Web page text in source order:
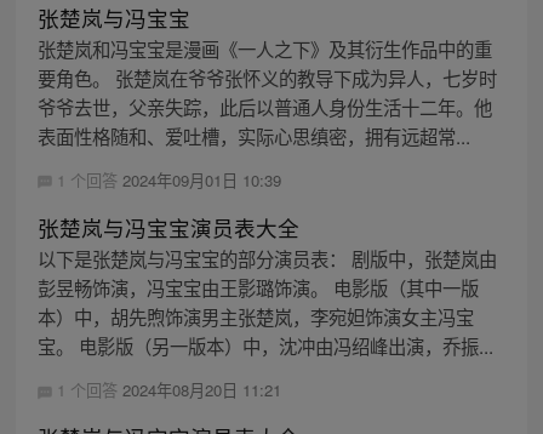
张楚岚与冯宝宝
张楚岚和冯宝宝是漫画《一人之下》及其衍生作品中的重
要角色。 张楚岚在爷爷张怀义的教导下成为异人，七岁时
爷爷去世，父亲失踪，此后以普通人身份生活十二年。他
表面性格随和、爱吐槽，实际心思缜密，拥有远超常...
1 个回答 2024年09月01日 10:39
张楚岚与冯宝宝演员表大全
以下是张楚岚与冯宝宝的部分演员表： 剧版中，张楚岚由
彭昱畅饰演，冯宝宝由王影璐饰演。 电影版（其中一版
本）中，胡先煦饰演男主张楚岚，李宛妲饰演女主冯宝
宝。 电影版（另一版本）中，沈冲由冯绍峰出演，乔振...
1 个回答 2024年08月20日 11:21